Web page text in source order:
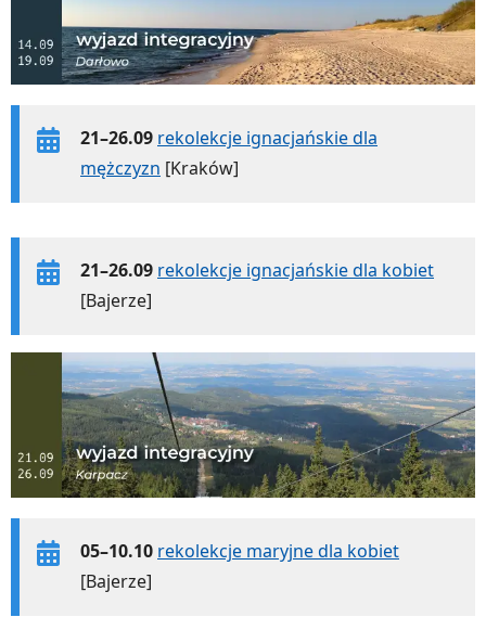
21–26.09 rekolekcje ignacjańskie dla
mężczyzn [Kraków]
21–26.09 rekolekcje ignacjańskie dla kobiet
[Bajerze]
05–10.10 rekolekcje maryjne dla kobiet
[Bajerze]